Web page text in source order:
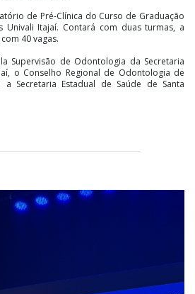
de Pré-Clínica do Curso de Graduação
Univali Itajaí. Contará com duas turmas, a
40 vagas.
Supervisão de Odontologia da Secretaria
o Conselho Regional de Odontologia de
a Secretaria Estadual de Saúde de Santa